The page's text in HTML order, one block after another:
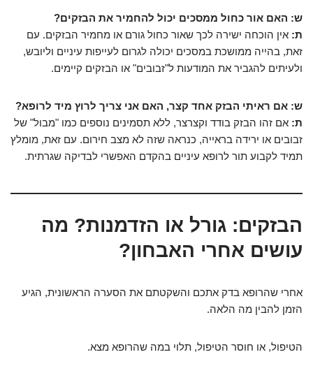
ש: האם אור כחול ממסכים יכול להחמיר את הבזקים?
ת: אין הוכחה ישירה לכך שאור כחול גורם או מחמיר הבזקים. עם
זאת, בהייה ממושכת במסכים יכולה לגרום לעייפות עיניים וליובש,
ולעיתים להגביר את המודעות ל"זבובים" או הבזקים קיימים.
ש: אם ראיתי הבזק אחד קצר, האם אני צריך לרוץ מיד לרופא?
ת: אם זהו הבזק בודד וקצרצר, ללא תסמינים נוספים כמו "מבול" של
זבובים או ירידה בראייה, כנראה שזה לא מצב חירום. עם זאת, מומלץ
תמיד לקבוע תור לרופא עיניים בהקדם האפשרי לבדיקה שגרתית.
הבזקים: גורל או הזדמנות? מה
עושים אחרי האבחון?
אחרי שהרופא בדק אתכם והשקטתם את הסערה הראשונית, הגיע
הזמן להבין מה הלאה.
הטיפול, או חוסר הטיפול, תלוי במה שהרופא מצא.